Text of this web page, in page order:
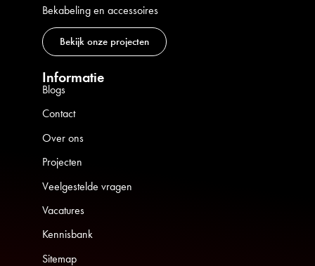
Bekabeling en accessoires
Bekijk onze projecten
Informatie
Blogs
Contact
Over ons
Projecten
Veelgestelde vragen
Vacatures
Kennisbank
Sitemap